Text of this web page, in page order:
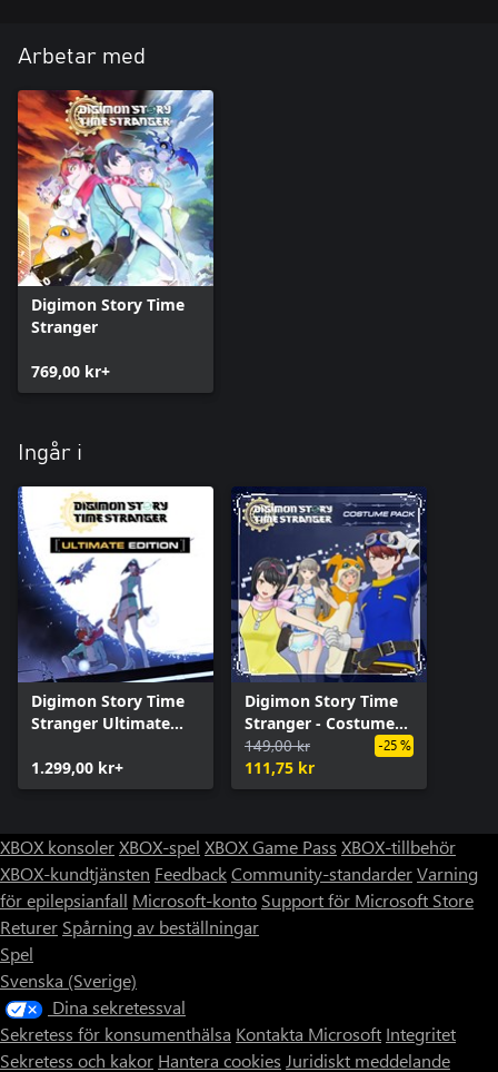
Arbetar med
Digimon Story Time
Stranger
769,00 kr+
Ingår i
Digimon Story Time
Stranger Ultimate
1.299,00 kr+
Digimon Story Time
Stranger - Costume
Pack
149,00 kr
111,75 kr
-25 %
XBOX konsolerXBOX-spel XBOX Game Pass XBOX-tillbehör
XBOX-kundtjänsten FeedbackCommunity-standarderVarning
för epilepsianfall Microsoft-konto Support för Microsoft Store
Returer Spårning av beställningar
Spel
Svenska (Sverige)
Dina sekretessval
Sekretess för konsumenthälsa Kontakta Microsoft Integritet
Sekretess och kakor Hantera cookies Juridiskt meddelande